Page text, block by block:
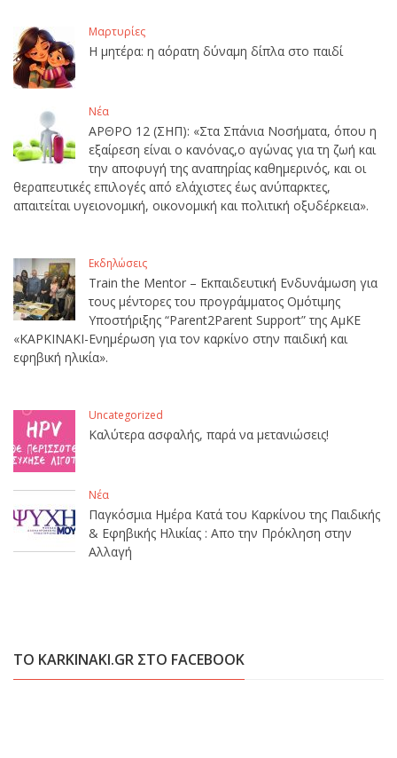
Μαρτυρίες
Η μητέρα: η αόρατη δύναμη δίπλα στο παιδί
Νέα
ΑΡΘΡΟ 12 (ΣΗΠ): «Στα Σπάνια Νοσήματα, όπου η
εξαίρεση είναι ο κανόνας,ο αγώνας για τη ζωή και
την αποφυγή της αναπηρίας καθημερινός, και οι
θεραπευτικές επιλογές από ελάχιστες έως ανύπαρκτες,
απαιτείται υγειονομική, οικονομική και πολιτική οξυδέρκεια».
Εκδηλώσεις
Train the Mentor – Εκπαιδευτική Ενδυνάμωση για
τους μέντορες του προγράμματος Ομότιμης
Υποστήριξης “Parent2Parent Support” της ΑμΚΕ
«ΚΑΡΚΙΝΑΚΙ-Ενημέρωση για τον καρκίνο στην παιδική και
εφηβική ηλικία».
Uncategorized
Καλύτερα ασφαλής, παρά να μετανιώσεις!
Νέα
Παγκόσμια Ημέρα Κατά του Καρκίνου της Παιδικής
& Εφηβικής Ηλικίας : Απο την Πρόκληση στην
Αλλαγή
ΤΟ KARKINAKI.GR ΣΤΟ FACEBOOK